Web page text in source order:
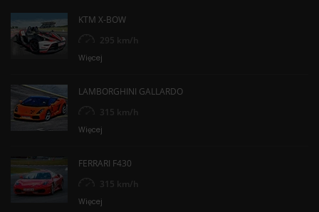
KTM X-BOW
295 km/h
Więcej
LAMBORGHINI GALLARDO
315 km/h
Więcej
FERRARI F430
315 km/h
Więcej